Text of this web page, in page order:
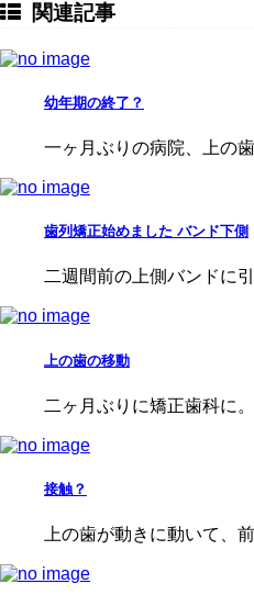
関連記事
幼年期の終了？
一ヶ月ぶりの病院、上の
歯列矯正始めました バンド下側
二週間前の上側バンドに
上の歯の移動
二ヶ月ぶりに矯正歯科に
接触？
上の歯が動きに動いて、